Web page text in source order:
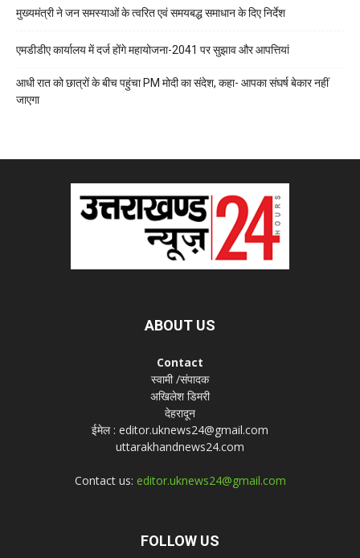
मुख्यमंत्री ने जन समस्याओं के त्वरित एवं समयबद्ध समाधान के दिए निर्देश
एमडीडीए कार्यालय में दर्ज होंगे महायोजना-2041 पर सुझाव और आपत्तियां
आधी रात को छात्रों के बीच पहुंचा PM मोदी का संदेश, कहा- आपका संघर्ष बेकार नहीं
जाएगा
ABOUT US
Contact
स्वामी /संपादक
अखिलेश डिमरी
देहरादून
ईमेल : editor.uknews24@gmail.com
uttarakhandnews24.com
Contact us: editor.uknews24@gmail.com
FOLLOW US